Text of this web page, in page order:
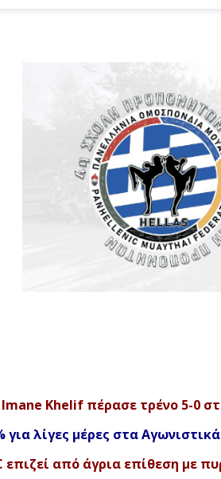
Khelif πέρασε τρένο 5-0
λίγες μέρες στα Αγωνιστικά
επιζεί από άγρια επίθεση με